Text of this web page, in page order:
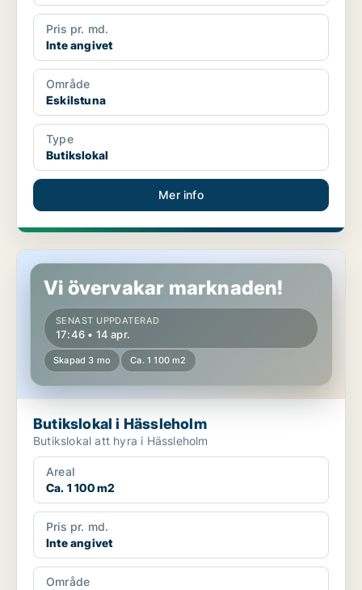
Pris pr. md.
Inte angivet
Område
Eskilstuna
Type
Butikslokal
Mer info
Butikslokal i Hässleholm
Vi övervakar marknaden!
SENAST UPPDATERAD
17:46 • 14 apr.
Skapad 3 mo Ca. 1 100 m2
Butikslokal i Hässleholm
Butikslokal att hyra i Hässleholm
Areal
Ca. 1 100 m2
Pris pr. md.
Inte angivet
Område